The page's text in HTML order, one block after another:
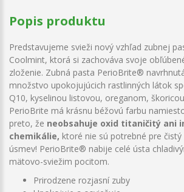
Popis produktu
Predstavujeme svieži nový vzhľad zubnej
Coolmint, ktorá si zachováva svoje
zloženie. Zubná pasta PerioBrite®
množstvo upokojujúcich rastlinných látok
Q10, kyselinou listovou, oreganom,
PerioBrite má krásnu béžovú farbu
preto, že neobsahuje oxid titaničitý ani
chemikálie, ktoré nie sú potrebné pre
úsmev! PerioBrite® nabije celé ústa
mätovo-sviežim pocitom.
Prirodzene rozjasní zuby